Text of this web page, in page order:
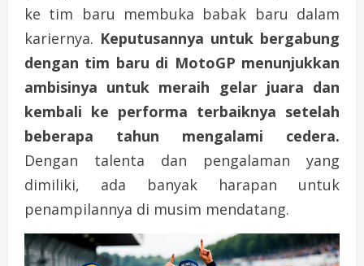
ke tim baru membuka babak baru dalam
kariernya. Keputusannya untuk bergabung
dengan tim baru di MotoGP menunjukkan
ambisinya untuk meraih gelar juara dan
kembali ke performa terbaiknya setelah
beberapa tahun mengalami cedera.
Dengan talenta dan pengalaman yang
dimiliki, ada banyak harapan untuk
penampilannya di musim mendatang.